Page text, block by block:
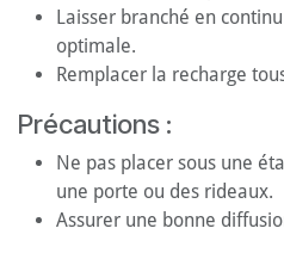
Laisser branché en
optimale.
Remplacer la recharge
Précautions :
Ne pas placer sous une
une porte ou des rideaux.
Assurer une bonne